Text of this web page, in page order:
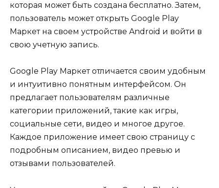
которая может быть создана бесплатно. Затем,
пользователь может открыть Google Play
Маркет на своем устройстве Android и войти в
свою учетную запись.
Google Play Маркет отличается своим удобным
и интуитивно понятным интерфейсом. Он
предлагает пользователям различные
категории приложений, такие как игры,
социальные сети, видео и многое другое.
Каждое приложение имеет свою страницу с
подробным описанием, видео превью и
отзывами пользователей.